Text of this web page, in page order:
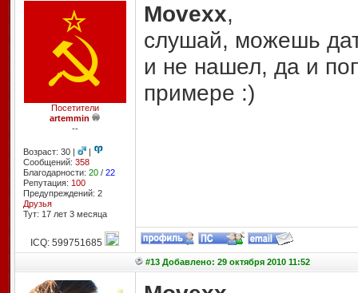
Посетители
artemmin
--
Возраст: 30 |
|
Сообщений: 358
Благодарности: 20/ 22
Репутация: 100
Предупреждений: 2
Друзья
Тут: 17 лет 3 месяцa
Movexx,
слушай, можешь
и не нашел, да и
примере :)
ICQ: 599751685
#13 Добавлено: 29 октября 2010 11:52